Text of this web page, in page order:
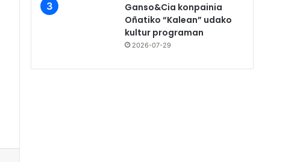
Ganso&Cia konpainia
Oñatiko “Kalean” udako
kultur programan
2026-07-29